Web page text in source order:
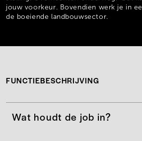
jouw voorkeur. Bovendien werk je in
de boeiende landbouwsector.
FUNCTIEBESCHRIJVING
Wat houdt de job in?